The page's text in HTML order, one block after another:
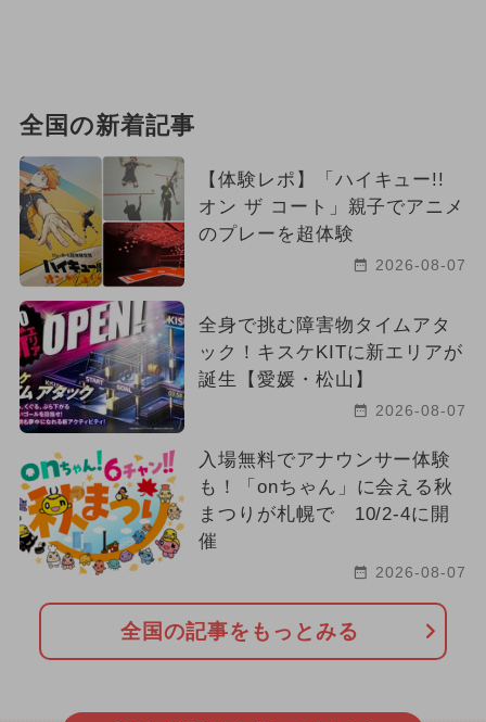
全国の新着記事
【体験レポ】「ハイキュー!!
オン ザ コート」親子でアニメ
のプレーを超体験
2026-08-07
全身で挑む障害物タイムアタ
ック！キスケKITに新エリアが
誕生【愛媛・松山】
2026-08-07
入場無料でアナウンサー体験
も！「onちゃん」に会える秋
まつりが札幌で 10/2-4に開
催
2026-08-07
全国の記事をもっとみる